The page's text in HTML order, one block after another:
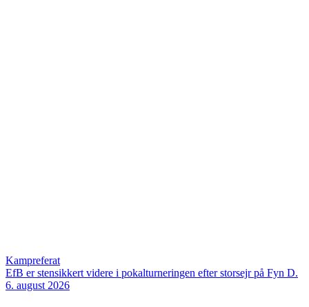
Kampreferat
EfB er stensikkert videre i pokalturneringen efter storsejr på Fyn D.
6. august 2026